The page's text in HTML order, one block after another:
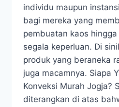
individu maupun
bagi mereka yang
pembuatan kaos
segala keperluan. Di
produk yang beraneka
juga macamnya. Siapa
Konveksi Murah Jogja?
diterangkan di atas